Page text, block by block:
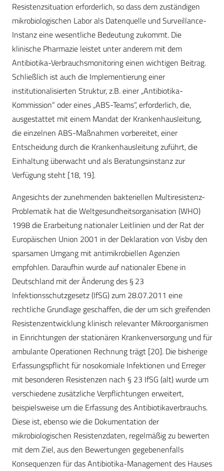
Resistenzsituation erforderlich, so dass dem zuständigen
mikrobiologischen Labor als Datenquelle und Surveillance-
Instanz eine wesentliche Bedeutung zukommt. Die
klinische Pharmazie leistet unter anderem mit dem
Antibiotika-Verbrauchsmonitoring einen wichtigen Beitrag.
Schließlich ist auch die Implementierung einer
institutionalisierten Struktur, z.B. einer „Antibiotika-
Kommission“ oder eines „ABS-Teams“, erforderlich, die,
ausgestattet mit einem Mandat der Krankenhausleitung,
die einzelnen ABS-Maßnahmen vorbereitet, einer
Entscheidung durch die Krankenhausleitung zuführt, die
Einhaltung überwacht und als Beratungsinstanz zur
Verfügung steht [18, 19].
Angesichts der zunehmenden bakteriellen Multiresistenz-
Problematik hat die Weltgesundheitsorganisation (WHO)
1998 die Erarbeitung nationaler Leitlinien und der Rat der
Europäischen Union 2001 in der Deklaration von Visby den
sparsamen Umgang mit antimikrobiellen Agenzien
empfohlen. Daraufhin wurde auf nationaler Ebene in
Deutschland mit der Änderung des § 23
Infektionsschutzgesetz (IfSG) zum 28.07.2011 eine
rechtliche Grundlage geschaffen, die der um sich greifenden
Resistenzentwicklung klinisch relevanter Mikroorganismen
in Einrichtungen der stationären Krankenversorgung und für
ambulante Operationen Rechnung trägt [20]. Die bisherige
Erfassungspflicht für nosokomiale Infektionen und Erreger
mit besonderen Resistenzen nach § 23 IfSG (alt) wurde um
verschiedene zusätzliche Verpflichtungen erweitert,
beispielsweise um die Erfassung des Antibiotikaverbrauchs.
Diese ist, ebenso wie die Dokumentation der
mikrobiologischen Resistenzdaten, regelmäßig zu bewerten
mit dem Ziel, aus den Bewertungen gegebenenfalls
Konsequenzen für das Antibiotika-Management des Hauses